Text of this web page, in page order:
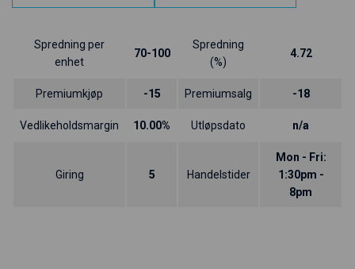
Spredning per
enhet
70-100
Spredning
(%)
4.72
Premiumkjøp -15 Premiumsalg -18
Vedlikeholdsmargin 10.00% Utløpsdato n/a
Giring 5 Handelstider
Mon - Fri:
1:30pm -
8pm